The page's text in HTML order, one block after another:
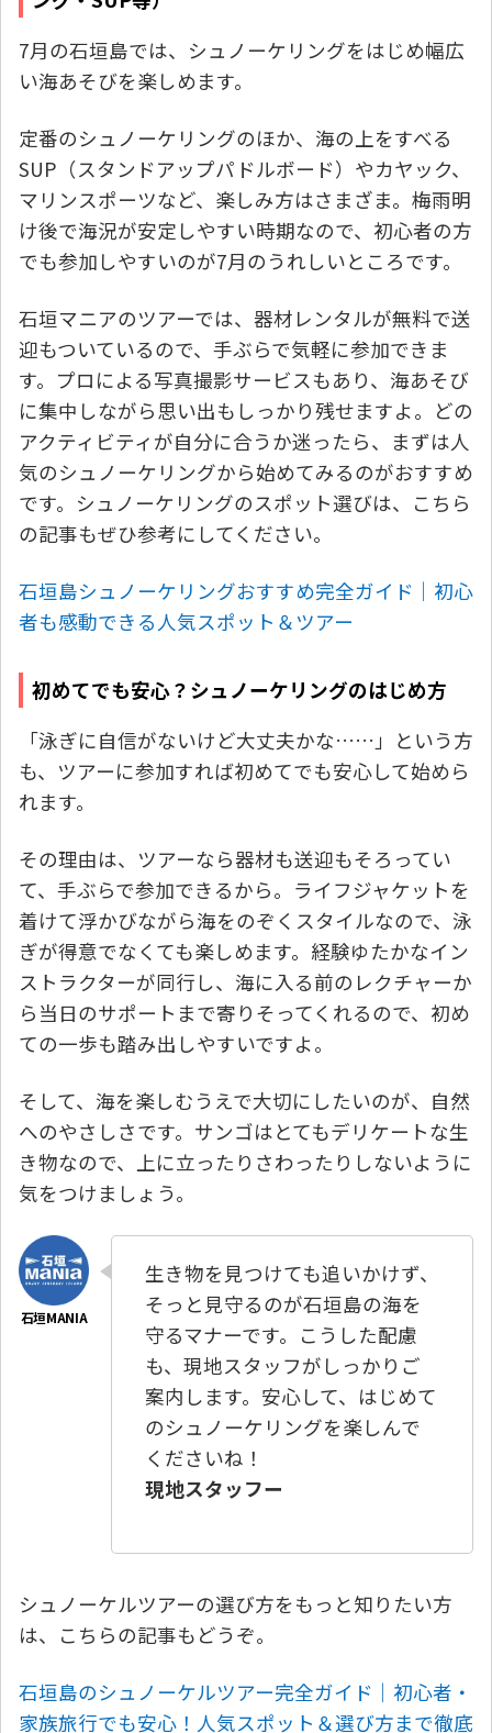
7月の石垣島では、シュノーケリングをはじめ幅広
い海あそびを楽しめます。
定番のシュノーケリングのほか、海の上をすべる
SUP（スタンドアップパドルボード）やカヤック、
マリンスポーツなど、楽しみ方はさまざま。梅雨明
け後で海況が安定しやすい時期なので、初心者の方
でも参加しやすいのが7月のうれしいところです。
石垣マニアのツアーでは、器材レンタルが無料で送
迎もついているので、手ぶらで気軽に参加できま
す。プロによる写真撮影サービスもあり、海あそび
に集中しながら思い出もしっかり残せますよ。どの
アクティビティが自分に合うか迷ったら、まずは人
気のシュノーケリングから始めてみるのがおすすめ
です。シュノーケリングのスポット選びは、こちら
の記事もぜひ参考にしてください。
石垣島シュノーケリングおすすめ完全ガイド｜初心
者も感動できる人気スポット＆ツアー
初めてでも安心？シュノーケリングのはじめ方
「泳ぎに自信がないけど大丈夫かな……」という方
も、ツアーに参加すれば初めてでも安心して始めら
れます。
その理由は、ツアーなら器材も送迎もそろってい
て、手ぶらで参加できるから。ライフジャケットを
着けて浮かびながら海をのぞくスタイルなので、泳
ぎが得意でなくても楽しめます。経験ゆたかなイン
ストラクターが同行し、海に入る前のレクチャーか
ら当日のサポートまで寄りそってくれるので、初め
ての一歩も踏み出しやすいですよ。
そして、海を楽しむうえで大切にしたいのが、自然
へのやさしさです。サンゴはとてもデリケートな生
き物なので、上に立ったりさわったりしないように
気をつけましょう。
生き物を見つけても追いかけず、
そっと見守るのが石垣島の海を
守るマナーです。こうした配慮
も、現地スタッフがしっかりご
案内します。安心して、はじめて
のシュノーケリングを楽しんで
くださいね！
現地スタッフー
シュノーケルツアーの選び方をもっと知りたい方
は、こちらの記事もどうぞ。
石垣島のシュノーケルツアー完全ガイド｜初心者・
家族旅行でも安心！人気スポット＆選び方まで徹底